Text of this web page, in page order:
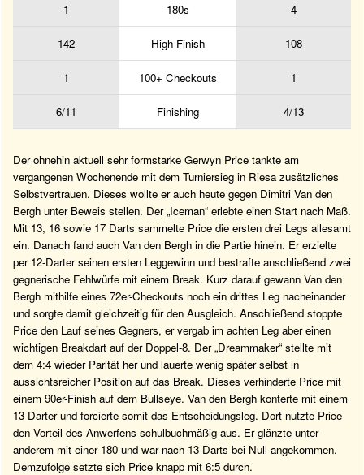
1 180s 4
142 High Finish 108
1 100+ Checkouts 1
6/11 Finishing 4/13
Der ohnehin aktuell sehr formstarke Gerwyn Price tankte am
vergangenen Wochenende mit dem Turniersieg in Riesa zusätzliches
Selbstvertrauen. Dieses wollte er auch heute gegen Dimitri Van den
Bergh unter Beweis stellen. Der „Iceman“ erlebte einen Start nach Maß.
Mit 13, 16 sowie 17 Darts sammelte Price die ersten drei Legs allesamt
ein. Danach fand auch Van den Bergh in die Partie hinein. Er erzielte
per 12-Darter seinen ersten Leggewinn und bestrafte anschließend zwei
gegnerische Fehlwürfe mit einem Break. Kurz darauf gewann Van den
Bergh mithilfe eines 72er-Checkouts noch ein drittes Leg nacheinander
und sorgte damit gleichzeitig für den Ausgleich. Anschließend stoppte
Price den Lauf seines Gegners, er vergab im achten Leg aber einen
wichtigen Breakdart auf der Doppel-8. Der „Dreammaker“ stellte mit
dem 4:4 wieder Parität her und lauerte wenig später selbst in
aussichtsreicher Position auf das Break. Dieses verhinderte Price mit
einem 90er-Finish auf dem Bullseye. Van den Bergh konterte mit einem
13-Darter und forcierte somit das Entscheidungsleg. Dort nutzte Price
den Vorteil des Anwerfens schulbuchmäßig aus. Er glänzte unter
anderem mit einer 180 und war nach 13 Darts bei Null angekommen.
Demzufolge setzte sich Price knapp mit 6:5 durch.